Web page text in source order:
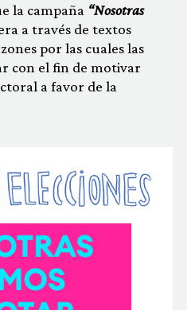
la campaña “Nosotras
a través de textos
por las cuales las
con el fin de motivar
a favor de la